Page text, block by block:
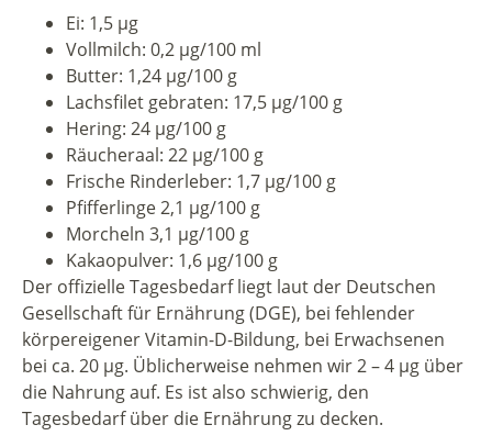
Ei: 1,5 µg
Vollmilch: 0,2 µg/100 ml
Butter: 1,24 µg/100 g
Lachsfilet gebraten: 17,5 µg/100 g
Hering: 24 µg/100 g
Räucheraal: 22 µg/100 g
Frische Rinderleber: 1,7 µg/100 g
Pfifferlinge 2,1 µg/100 g
Morcheln 3,1 µg/100 g
Kakaopulver: 1,6 µg/100 g
Der offizielle Tagesbedarf liegt laut der Deutschen
Gesellschaft für Ernährung (DGE), bei fehlender
körpereigener Vitamin-D-Bildung, bei Erwachsenen
bei ca. 20 µg. Üblicherweise nehmen wir 2 – 4 µg über
die Nahrung auf. Es ist also schwierig, den
Tagesbedarf über die Ernährung zu decken.